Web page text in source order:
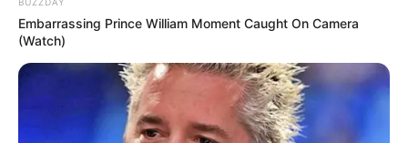
Müdürü Ünalan Zengin
Ailesini Yalnız Bırakmadı
yağmuru sürüyor: 3 sigara
grubu zamlandı